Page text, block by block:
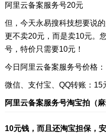
阿里云备案服务号20元
但，今天永易搜科技想要说
更不卖20元，而是卖10元。
号，特价只需要10元！
今日阿里云备案服务号价格：
微信、支付宝、QQ转账：15
阿里云备案服务号淘宝拍（
10元钱，而且还淘宝担保，